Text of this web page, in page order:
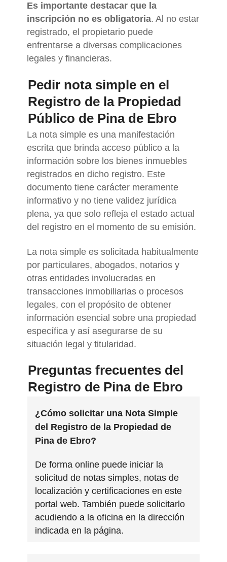
Es importante destacar que la
inscripción no es obligatoria. Al no estar
registrado, el propietario puede
enfrentarse a diversas complicaciones
legales y financieras.
Pedir nota simple en el
Registro de la Propiedad
Público de Pina de Ebro
La nota simple es una manifestación
escrita que brinda acceso público a la
información sobre los bienes inmuebles
registrados en dicho registro. Este
documento tiene carácter meramente
informativo y no tiene validez jurídica
plena, ya que solo refleja el estado actual
del registro en el momento de su emisión.
La nota simple es solicitada habitualmente
por particulares, abogados, notarios y
otras entidades involucradas en
transacciones inmobiliarias o procesos
legales, con el propósito de obtener
información esencial sobre una propiedad
específica y así asegurarse de su
situación legal y titularidad.
Preguntas frecuentes del
Registro de Pina de Ebro
¿Cómo solicitar una Nota Simple
del Registro de la Propiedad de
Pina de Ebro?
De forma online puede iniciar la
solicitud de notas simples, notas de
localización y certificaciones en este
portal web. También puede solicitarlo
acudiendo a la oficina en la dirección
indicada en la página.